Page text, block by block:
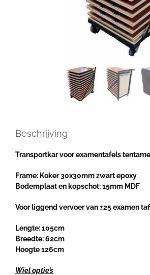
Beschrijving
Transportkar voor examentafels
Frame: Koker 30x30mm zwart epoxy
Bodemplaat en kopschot: 15mm MDF
Voor liggend vervoer van ±25 examen
Lengte: 105cm
Breedte: 62cm
Hoogte 126cm
Wiel optie’s